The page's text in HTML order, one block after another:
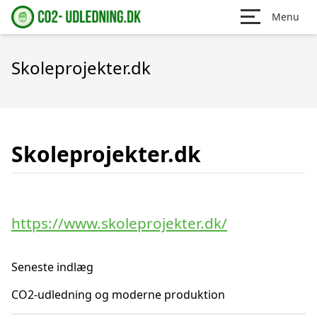
Menu
Skoleprojekter.dk
Skoleprojekter.dk
https://www.skoleprojekter.dk/
Seneste indlæg
CO2-udledning og moderne produktion